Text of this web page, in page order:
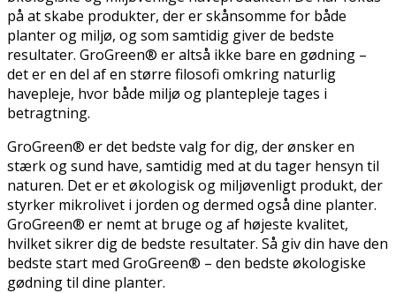
på at skabe produkter, der er skånsomme for både
planter og miljø, og som samtidig giver de bedste
resultater. GroGreen® er altså ikke bare en gødning –
det er en del af en større filosofi omkring naturlig
havepleje, hvor både miljø og plantepleje tages i
betragtning.
GroGreen® er det bedste valg for dig, der ønsker en
stærk og sund have, samtidig med at du tager hensyn til
naturen. Det er et økologisk og miljøvenligt produkt, der
styrker mikrolivet i jorden og dermed også dine planter.
GroGreen® er nemt at bruge og af højeste kvalitet,
hvilket sikrer dig de bedste resultater. Så giv din have den
bedste start med GroGreen® – den bedste økologiske
gødning til dine planter.